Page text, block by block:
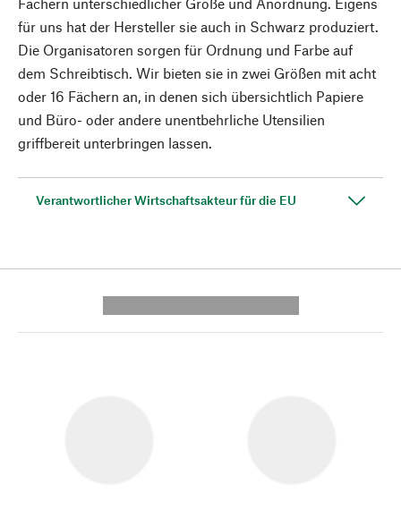
für uns hat der Hersteller sie auch in Schwarz produziert.
Die Organisatoren sorgen für Ordnung und Farbe auf
dem Schreibtisch. Wir bieten sie in zwei Größen mit acht
oder 16 Fächern an, in denen sich übersichtlich Papiere
und Büro- oder andere unentbehrliche Utensilien
griffbereit unterbringen lassen.
Verantwortlicher Wirtschaftsakteur für die EU